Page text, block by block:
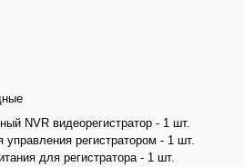
NVR видеорегистратор - 1 шт.
регистратором - 1 шт.
для регистратора - 1 шт.